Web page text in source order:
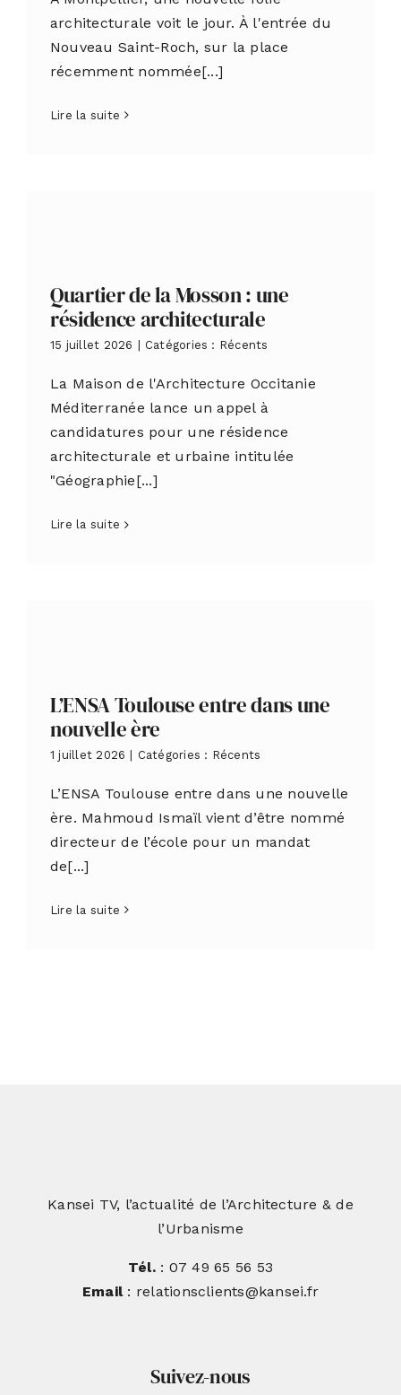
architecturale voit le jour. À l'entrée du
Nouveau Saint-Roch, sur la place
récemment nommée[...]
Lire la suite
Quartier de la Mosson : une
résidence architecturale
15 juillet 2026 Catégories : Récents
La Maison de l'Architecture Occitanie
Méditerranée lance un appel à
candidatures pour une résidence
architecturale et urbaine intitulée
"Géographie[...]
Lire la suite
L’ENSA Toulouse entre dans une
nouvelle ère
1 juillet 2026 Catégories : Récents
L’ENSA Toulouse entre dans une nouvelle
ère. Mahmoud Ismaïl vient d’être nommé
directeur de l’école pour un mandat
de[...]
Lire la suite
Kansei TV, l’actualité de l’Architecture & de
l’Urbanisme
Tél.: 07 49 65 56 53
Email: relationsclients@kansei.fr
Suivez-nous